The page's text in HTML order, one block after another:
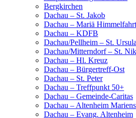
Bergkirchen
Dachau – St. Jakob
Dachau – Mariä Himmelfahrt
Dachau – KDFB
Dachau/Pellheim – St. Ursula
Dachau/Mitterndorf – St.
Dachau – Hl. Kreuz
Dachau – Bürgertreff-Ost
Dachau – St. Peter
Dachau – Treffpunkt 50+
Dachau – Gemeinde-Caritas
Dachau – Altenheim
Dachau – Evang. Altenheim